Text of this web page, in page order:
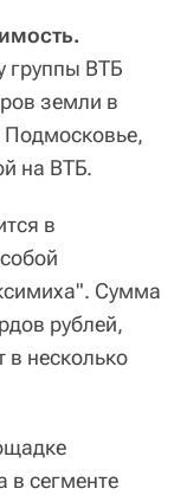
группы ВТБ
земли в
Подмосковье,
на ВТБ.
в
Сумма
рублей,
в несколько
в сегменте